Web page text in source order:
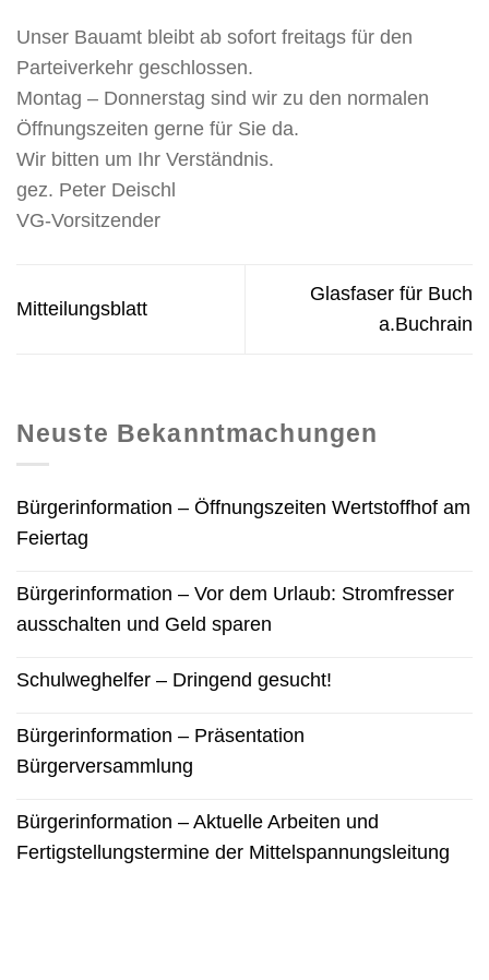
Unser Bauamt bleibt ab sofort freitags für den
Parteiverkehr geschlossen.
Montag – Donnerstag sind wir zu den normalen
Öffnungszeiten gerne für Sie da.
Wir bitten um Ihr Verständnis.
gez. Peter Deischl
VG-Vorsitzender
Mitteilungsblatt
Glasfaser für Buch
a.Buchrain
Neuste Bekanntmachungen
Bürgerinformation – Öffnungszeiten Wertstoffhof am
Feiertag
Bürgerinformation – Vor dem Urlaub: Stromfresser
ausschalten und Geld sparen
Schulweghelfer – Dringend gesucht!
Bürgerinformation – Präsentation
Bürgerversammlung
Bürgerinformation – Aktuelle Arbeiten und
Fertigstellungstermine der Mittelspannungsleitung